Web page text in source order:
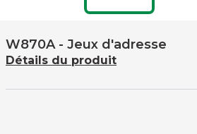
W870A - Jeux d'adresse
Détails du produit